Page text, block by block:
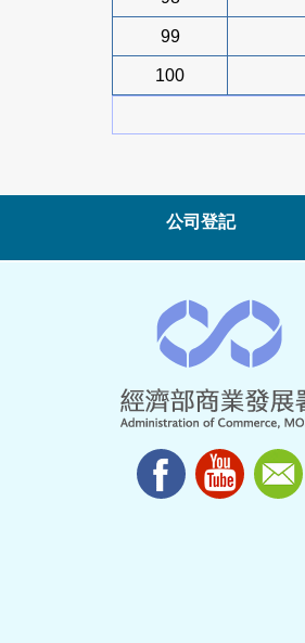
99
100
公司登記